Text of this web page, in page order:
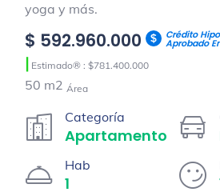
yoga y más.
$ 592.960.000 Crédito
Aprobado
| Estimado® : $781.400.000
50 m2 Área
Categoría
Apartamento
Hab
1